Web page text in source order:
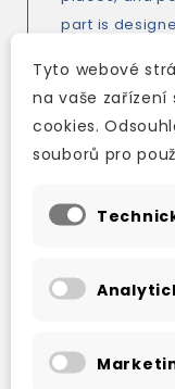
part is
https://
content/
15_web.pdf
TAKÉ
Tyto webové
na vaše zařízení
cookies.
souborů pro